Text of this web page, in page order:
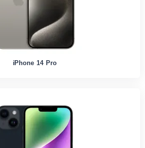
iPhone 14 Pro